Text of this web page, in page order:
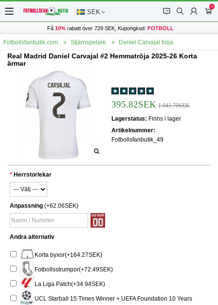
SEK 󰂱 󰂨 󰃳
0
󰃦
Få 10%rabatt över 729 SEK, Kupongkod: FOTBOLL
Fotbollsfanbutik.com Stjärnspelare Daniel Carvajal tröja
Real Madrid Daniel Carvajal #2 Hemmatröja 2025-26 Korta
ärmar
395.82SEK 1 041.70SEK
Lagerstatus: Finns i lager
Artikelnummer:
Fotbollsfanbutik_49
Herrstorlekar
Anpassning (+62.06SEK)
Andra alternativ
Korta byxor(+164.27SEK)
Fotbollsstrumpor(+72.49SEK)
La Liga Patch(+34.94SEK)
UCL Starball 15 Times Winner + UEFA Foundation 10 Years